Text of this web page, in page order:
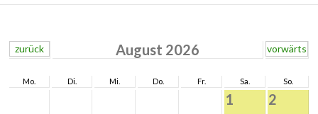
zurück August 2026 vorwärts
Mo. Di. Mi. Do. Fr. Sa. So.
1 2